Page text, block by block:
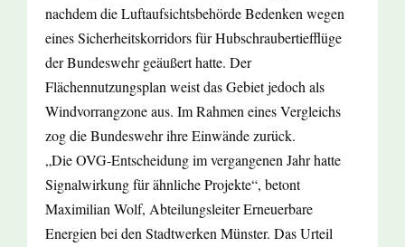
nachdem die Luftaufsichtsbehörde Bedenken wegen
eines Sicherheitskorridors für Hubschraubertiefflüge
der Bundeswehr geäußert hatte. Der
Flächennutzungsplan weist das Gebiet jedoch als
Windvorrangzone aus. Im Rahmen eines Vergleichs
zog die Bundeswehr ihre Einwände zurück.
„Die OVG-Entscheidung im vergangenen Jahr hatte
Signalwirkung für ähnliche Projekte“, betont
Maximilian Wolf, Abteilungsleiter Erneuerbare
Energien bei den Stadtwerken Münster. Das Urteil